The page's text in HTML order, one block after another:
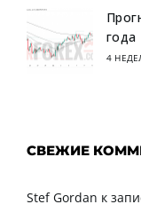
года
4
СВЕЖИЕ
Stef Gordan к